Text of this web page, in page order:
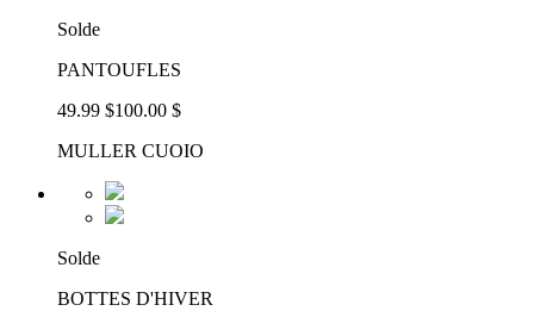
Solde
PANTOUFLES
49.99 $100.00 $
MULLER CUOIO
Solde
BOTTES D'HIVER